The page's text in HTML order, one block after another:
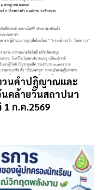
นคำปฎิญาณและ
คล้ายวันสถาปนา
ก.ค.2569